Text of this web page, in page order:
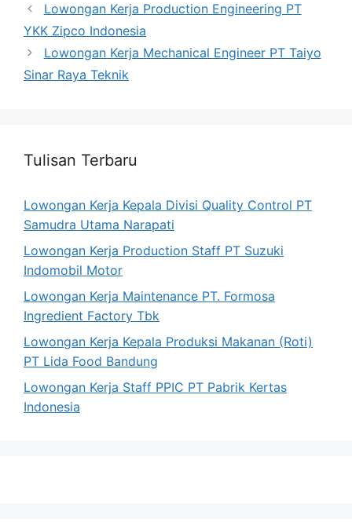
Lowongan Kerja Production Engineering PT
YKK Zipco Indonesia
Lowongan Kerja Mechanical Engineer PT Taiyo
Sinar Raya Teknik
Tulisan Terbaru
Lowongan Kerja Kepala Divisi Quality Control PT
Samudra Utama Narapati
Lowongan Kerja Production Staff PT Suzuki
Indomobil Motor
Lowongan Kerja Maintenance PT. Formosa
Ingredient Factory Tbk
Lowongan Kerja Kepala Produksi Makanan (Roti)
PT Lida Food Bandung
Lowongan Kerja Staff PPIC PT Pabrik Kertas
Indonesia